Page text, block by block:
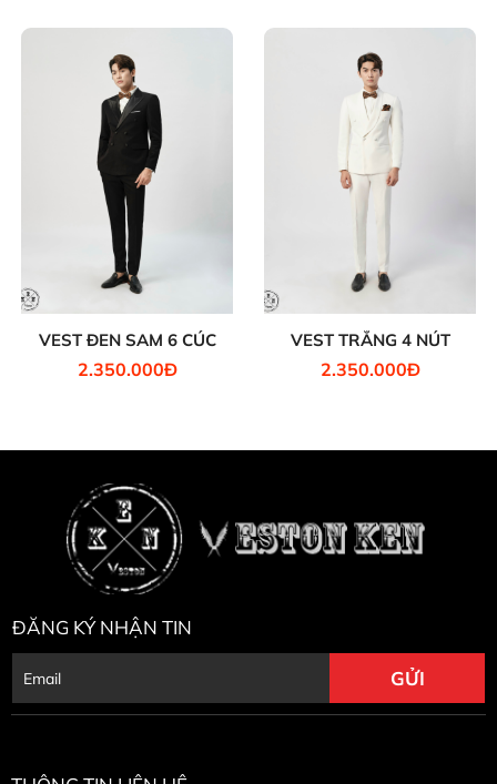
VEST ĐEN SAM 6 CÚC
2.350.000Đ
VEST TRẮNG 4 NÚT
2.350.000Đ
ĐĂNG KÝ NHẬN TIN